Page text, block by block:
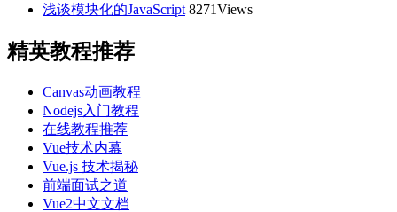
浅谈模块化的JavaScript 8271Views
精英教程推荐
Canvas动画教程
Nodejs入门教程
在线教程推荐
Vue技术内幕
Vue.js 技术揭秘
前端面试之道
Vue2中文文档